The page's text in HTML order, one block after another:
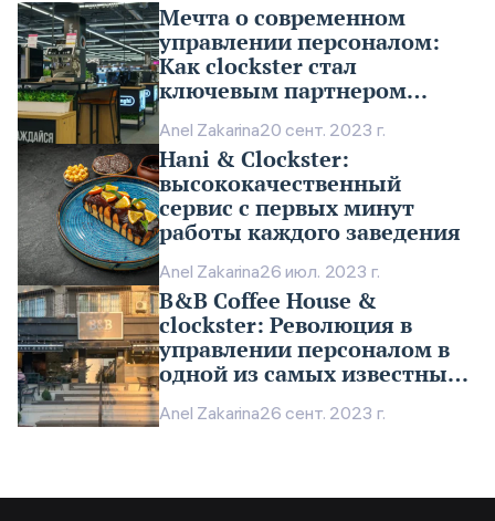
Мечта о современном
управлении персоналом:
Как clockster стал
ключевым партнером
Anel Zakarina20 сент. 2023 г.
Hani & Clockster:
высококачественный
сервис с первых минут
работы каждого заведения
Anel Zakarina26 июл. 2023 г.
B&B Coffee House &
clockster: Революция в
управлении персоналом в
одной из самых известных
Anel Zakarina26 сент. 2023 г.